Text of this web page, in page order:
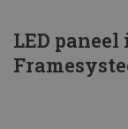
LED